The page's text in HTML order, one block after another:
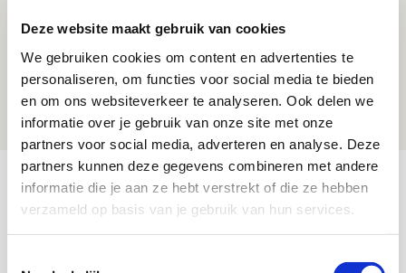
Deze website maakt gebruik van cookies
We gebruiken cookies om content en advertenties te
personaliseren, om functies voor social media te bieden
en om ons websiteverkeer te analyseren. Ook delen we
informatie over je gebruik van onze site met onze
partners voor social media, adverteren en analyse. Deze
partners kunnen deze gegevens combineren met andere
informatie die je aan ze hebt verstrekt of die ze hebben
verzameld op basis van je gebruik van hun services.
Míchel geeft blessure-update en
spreekt over Godts, Baas en
aanwinsten
07 AUGUSTUS 2026 - 14:13
NIEUWS
Volop enthousiasme in fotoverslag van
Europees treffen met Shelbourne
07 AUGUSTUS 2026 - 09:00